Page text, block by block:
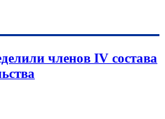
членов IV состава